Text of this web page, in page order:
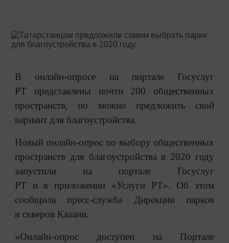
В онлайн-опросе на портале Госуслуг
РТ представлены почти 200 общественных
пространств, но можно предложить свой
вариант для благоустройства.
Новый онлайн-опрос по выбору общественных
пространств для благоустройства в 2020 году
запустили на портале Госуслуг
РТ и в приложении «Услуги РТ». Об этом
сообщила пресс-служба Дирекции парков
и скверов Казани.
«Онлайн-опрос доступен на Портале